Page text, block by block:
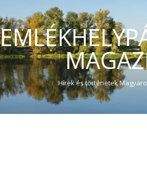
Hírek és történetek